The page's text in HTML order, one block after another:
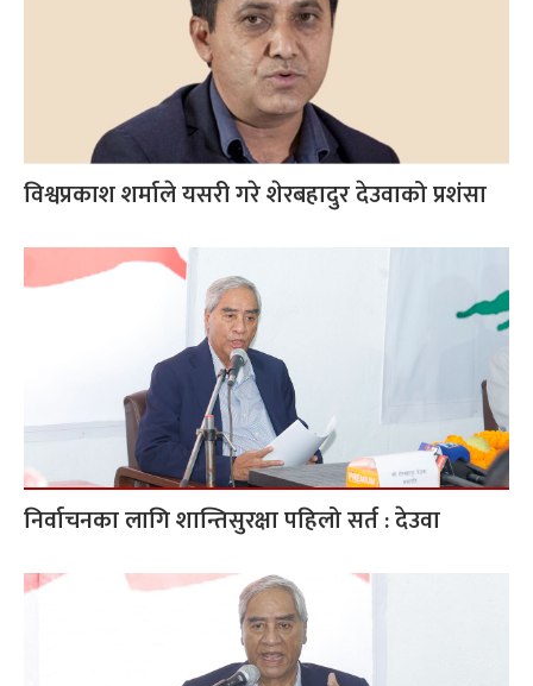
विश्वप्रकाश शर्माले यसरी गरे शेरबहादुर देउवाको प्रशंसा
निर्वाचनका लागि शान्तिसुरक्षा पहिलो सर्त : देउवा